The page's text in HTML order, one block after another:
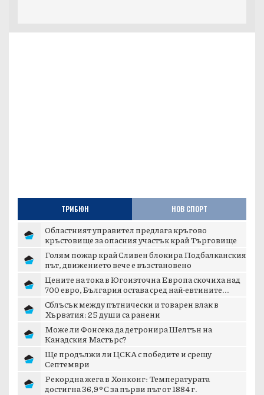
ТРИБЮН НОВ СПОРТ
Областният управител предлага кръгово
кръстовище за опасния участък край Търговище
Голям пожар край Сливен блокира Подбалканския
път, движението вече е възстановено
Цените на тока в Югоизточна Европа скочиха над
700 евро, България остава сред най-евтините...
Сблъсък между пътнически и товарен влак в
Хърватия: 25 души са ранени
Може ли Фонсека да детронира Шелтън на
Канадския Мастърс?
Ще продължи ли ЦСКА с победите и срещу
Септември
Рекордна жега в Хонконг: Температурата
достигна 36,9°C за първи път от 1884 г.